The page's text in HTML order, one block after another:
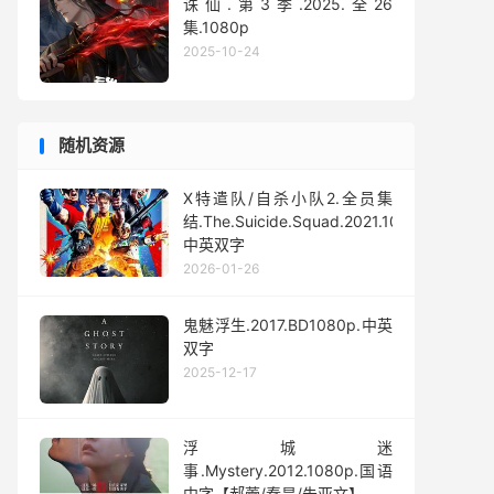
诛仙.第3季.2025.全26
集.1080p
2025-10-24
随机资源
X特遣队/自杀小队2.全员集
结.The.Suicide.Squad.2021.1080p.
中英双字
2026-01-26
鬼魅浮生.2017.BD1080p.中英
双字
2025-12-17
浮城迷
事.Mystery.2012.1080p.国语